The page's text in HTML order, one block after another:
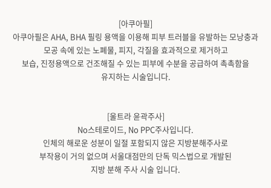
[아쿠아필]
아쿠아필은 AHA, BHA 필링 용액을 이용해 피부 트러블을 유발하는 모낭충과
모공 속에 있는 노폐물, 피지, 각질을 효과적으로 제거하고
보습, 진정용액으로 건조해질 수 있는 피부에 수분을 공급하여 촉촉함을
유지하는 시술입니다.
[울트라 윤곽주사]
No스테로이드, No PPC주사입니다.
인체의 해로운 성분이 일절 포함되지 않은 지방분해주사로
부작용이 거의 없으며 서울대점만의 단독 믹스법으로 개발된
지방 분해 주사 시술 입니다.